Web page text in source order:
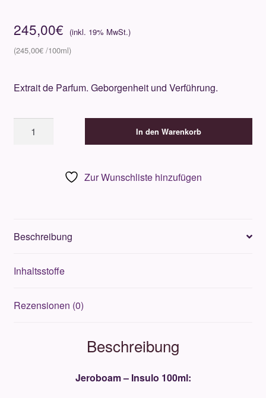
245,00€
245,00€
Extrait de Parfum. Geborgenheit und Verführung.
Insulo
In den Warenkorb
Zur Wunschliste hinzufügen
Beschreibung
Inhaltsstoffe
Rezensionen (0)
Beschreibung
Jeroboam – Insulo 100ml: